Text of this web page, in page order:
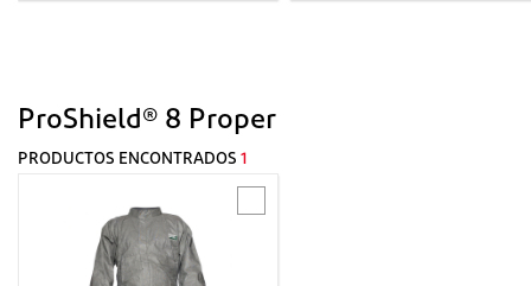
ProShield® 8 Proper
PRODUCTOS ENCONTRADOS 1